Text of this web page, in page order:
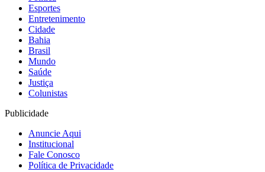
Esportes
Entretenimento
Cidade
Bahia
Brasil
Mundo
Saúde
Justiça
Colunistas
Publicidade
Anuncie Aqui
Institucional
Fale Conosco
Política de Privacidade